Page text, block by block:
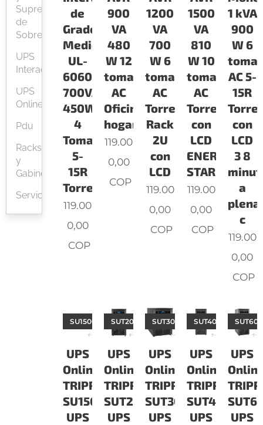
Supresores
de
Sobretension
UPS
Interactiva
UPS
Online
Pdu
Racks
y
Gabinetes
Servicios
de
Grado
Medico
UL-
60601
700VA
450W
4
Tomacorrientes
5-
15R
Torre
119.00
0,00
COP
900
VA
480
W 12
tomacorrientes
AC
Oficina-
hogar
119.00
0,00
COP
1200
VA
700
W 6
tomacorrientes
AC
Torre
Rack
2U
con
LCD
119.00
0,00
COP
1500
VA
810
W 10
AC
Torre
con
LCD
ENERGY
STAR
119.00
0,00
COP
1 kVA
900
W 6
AC 5-
15R
Torre
con
LCD
3 8
a
plena
c
119.00
0,00
COP
UPS
Online
TRIPPLITE
SU1500RTXL2UA
UPS
SU1500RTXL2UA
UPS
Online
TRIPPLITE
SUT20K
UPS
SUT20K
UPS
Online
TRIPPLITE
SUT30K
UPS
SUT30K
UPS
Online
TRIPPLITE
SUT40K
UPS
SUT40K
UPS
UPS
SUT60K